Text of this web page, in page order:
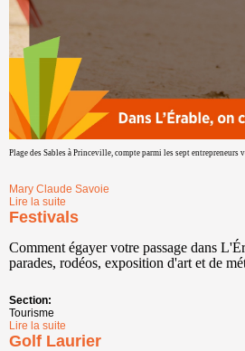
Plage des Sables à Princeville, compte parmi les sept entrepreneurs
Mary Claude Savoie
Lire la suite
Festivals
Comment égayer votre passage dans
parades, rodéos, exposition d'art et de
Section:
Tourisme
Lire la suite
Golf Laurier